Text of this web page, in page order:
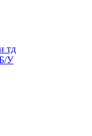
тд
У